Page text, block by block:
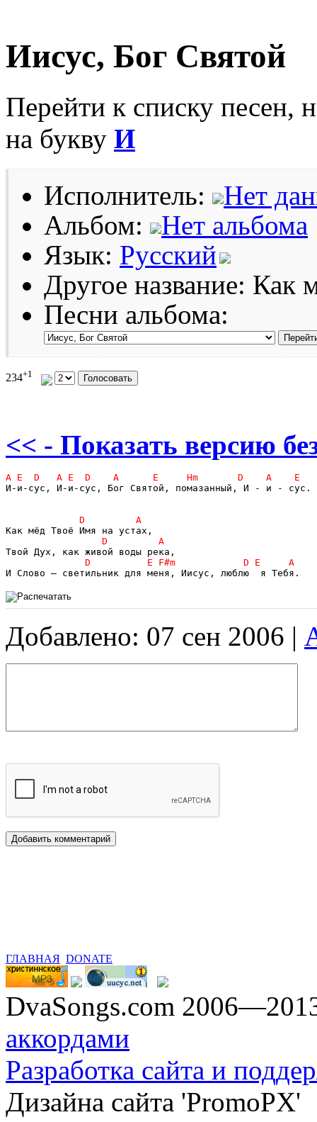
Иисус, Бог Святой
Перейти к списку песен,
на букву И
Исполнитель:
Нет
Альбом:
Нет альбома
Язык: Русский
Другое название: Как
Песни альбома:
234+1
<< - Показать версию
И-и-сус, И-и-сус, Бог Святой, помазанный, И - и -
Добавлено: 07 сен 2006 |
ГЛАВНАЯ DONATE
DvaSongs.com
аккордами
Разработка сайта и
Дизайна сайта 'PromoPX'